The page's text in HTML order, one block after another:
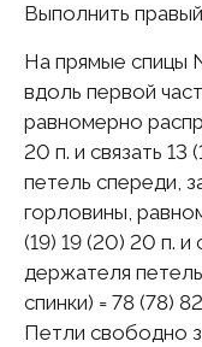
Выполнить
На прямые спицы
вдоль первой
равномерно
20 п. и связать 13
петель спереди,
горловины,
(19) 19 (20) 20 п. и
держателя
спинки) = 78 (78)
Петли свободно